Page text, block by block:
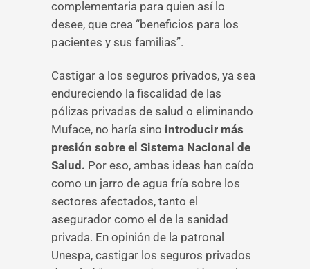
complementaria para quien así lo
desee, que crea “beneficios para los
pacientes y sus familias”.
Castigar a los seguros privados, ya sea
endureciendo la fiscalidad de las
pólizas privadas de salud o eliminando
Muface, no haría sino introducir más
presión sobre el Sistema Nacional de
Salud. Por eso, ambas ideas han caído
como un jarro de agua fría sobre los
sectores afectados, tanto el
asegurador como el de la sanidad
privada. En opinión de la patronal
Unespa, castigar los seguros privados